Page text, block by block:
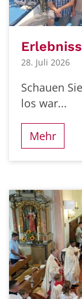
28. Juli 2026
Schauen
los war...
Mehr